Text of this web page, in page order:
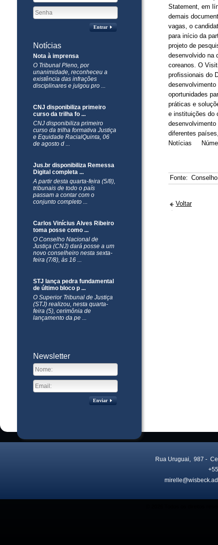
Entrar
Notícias
Nota à imprensa
​O Tribunal Pleno, por
unanimidade, reconheceu a
existência das infrações
disciplinares e julgou pro ...
CNJ disponibiliza primeiro
curso da trilha fo ...
CNJ disponibiliza primeiro
curso da trilha formativa Justiça
e Equidade RacialQuinta, 06
de agosto d ...
Jus.br disponibiliza Remessa
Digital completa ...
A partir desta quarta-feira (5/8),
tribunais de todo o país
passam a contar com o
conjunto completo ...
Carlos Vinícius Alves Ribeiro
toma posse como ...
O Conselho Nacional de
Justiça (CNJ) dará posse a um
novo conselheiro nesta sexta-
feira (7/8), às 16 ...
STJ lança pedra fundamental
de último bloco p ...
O Superior Tribunal de Justiça
(STJ) realizou, nesta quarta-
feira (5), cerimônia de
lançamento da pe ...
Newsletter
Enviar
Statement, em
demais
vagas, o
para início da
projeto de
desenvolvido na
coreanos. O
profissionais do
oportunidades
práticas e
e instituições do
diferentes
Notícias
Fonte:
Voltar
Rua Uruguai, 987 -